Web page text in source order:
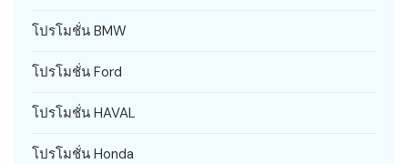
โปรโมชั่น BMW
โปรโมชั่น Ford
โปรโมชั่น HAVAL
โปรโมชั่น Honda